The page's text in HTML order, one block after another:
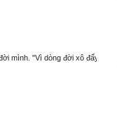
mình. "Vì dòng đời xô đẩy